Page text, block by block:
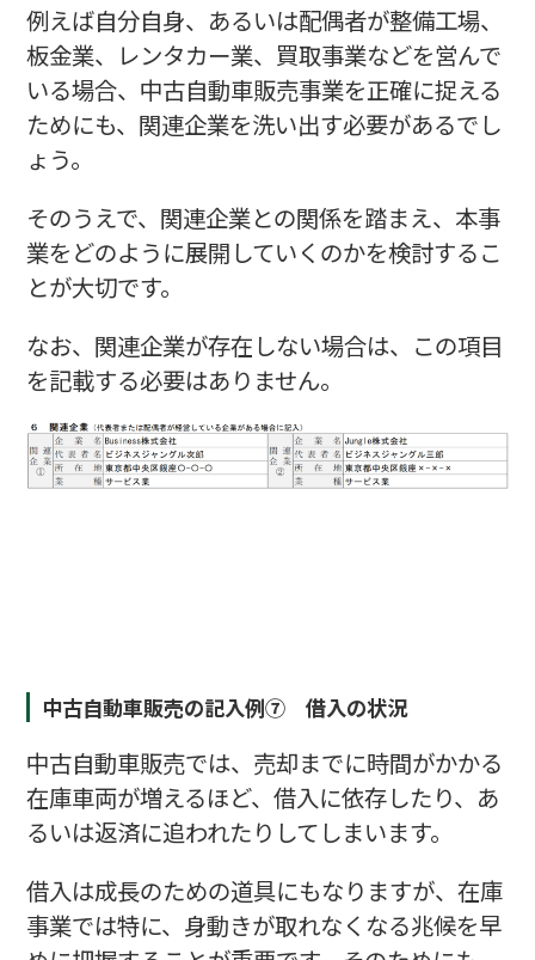
例えば自分自身、あるいは配偶者が整備工場、
板金業、レンタカー業、買取事業などを営んで
いる場合、中古自動車販売事業を正確に捉える
ためにも、関連企業を洗い出す必要があるでし
ょう。
そのうえで、関連企業との関係を踏まえ、本事
業をどのように展開していくのかを検討するこ
とが大切です。
なお、関連企業が存在しない場合は、この項目
を記載する必要はありません。
中古自動車販売の記入例⑦ 借入の状況
中古自動車販売では、売却までに時間がかかる
在庫車両が増えるほど、借入に依存したり、あ
るいは返済に追われたりしてしまいます。
借入は成長のための道具にもなりますが、在庫
事業では特に、身動きが取れなくなる兆候を早